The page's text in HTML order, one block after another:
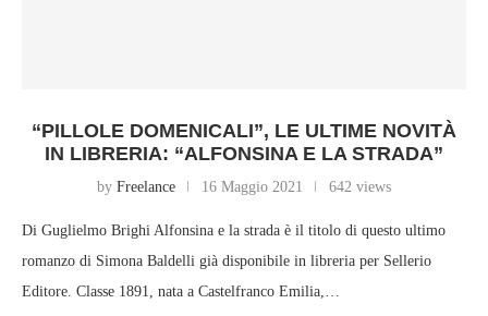
“PILLOLE DOMENICALI”, LE ULTIME NOVITÀ
IN LIBRERIA: “ALFONSINA E LA STRADA”
by Freelance 16 Maggio 2021 642 views
Di Guglielmo Brighi Alfonsina e la strada è il titolo di questo ultimo
romanzo di Simona Baldelli già disponibile in libreria per Sellerio
Editore. Classe 1891, nata a Castelfranco Emilia,…